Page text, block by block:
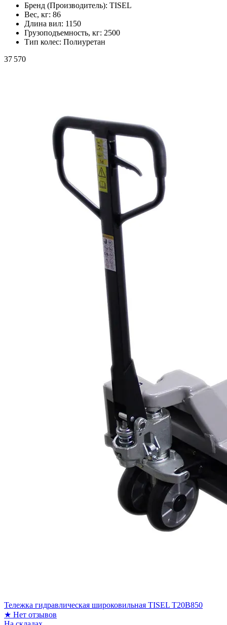
Бренд (Производитель): TISEL
Вес, кг: 86
Длина вил: 1150
Грузоподъемность, кг: 2500
Тип колес: Полиуретан
37 570
Тележка гидравлическая широковильная TISEL T20B850
★ Нет отзывов